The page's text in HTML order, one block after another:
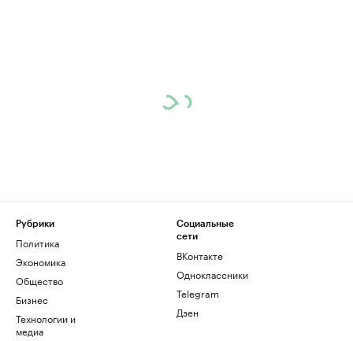
Рубрики
Политика
Экономика
Общество
Бизнес
Технологии и
медиа
Социальные
сети
ВКонтакте
Одноклассники
Telegram
Дзен